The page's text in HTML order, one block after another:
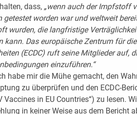
dass, „wenn auch der Impfstoff
getestet worden war und weltweit
wurden, die langfristige
kann. Das europäische Zentrum für
(ECDC) ruft seine Mitglieder auf,
einzuführen.“
habe mir die Mühe gemacht, den
zu überprüfen und den ECDC-
Vaccines in EU Countries“) zu lesen.
in keiner Weise aus dem Bericht